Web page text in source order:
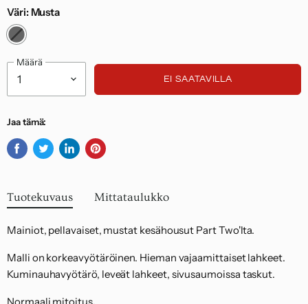
alueelta 14,95 euroa.
Väri: Musta
Määrä
EI SAATAVILLA
Jaa tämä:
Jaa
Twiittaa
Jaa
Kiinnitä
Tuotekuvaus
Mittataulukko
Mainiot, pellavaiset, mustat kesähousut Part Two'lta.
Malli on korkeavyötäröinen. Hieman vajaamittaiset lahkeet.
Kuminauhavyötärö, leveät lahkeet, sivusaumoissa taskut.